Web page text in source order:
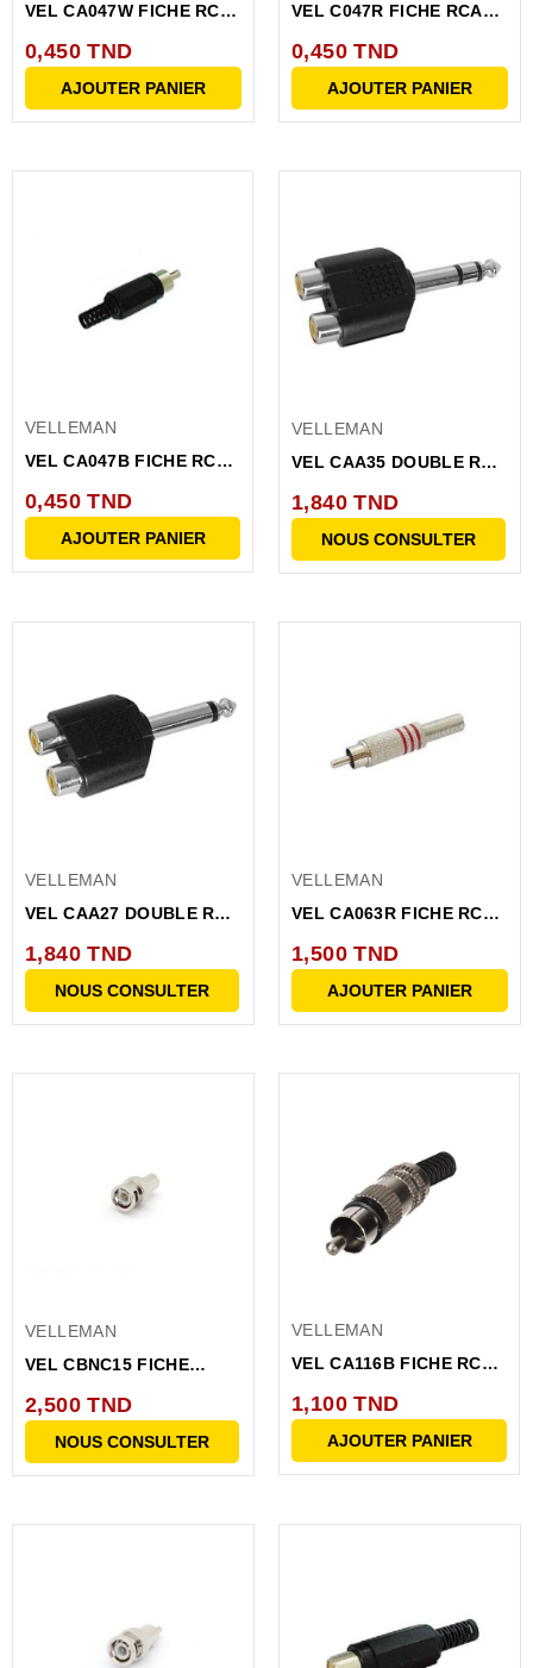
VEL CA047W FICHE RCA
0,450 TND
AJOUTER PANIER
VEL C047R FICHE RCA
ROUGE
0,450 TND
AJOUTER PANIER
VELLEMAN
VEL CA047B FICHE RCA
0,450 TND
AJOUTER PANIER
VELLEMAN
VEL CAA35 DOUBLE RCA
1,840 TND
NOUS CONSULTER
VELLEMAN
VEL CAA27 DOUBLE RCA
1,840 TND
NOUS CONSULTER
VELLEMAN
VEL CA063R FICHE RCA
1,500 TND
AJOUTER PANIER
VELLEMAN
VEL CBNC15 FICHE
2,500 TND
NOUS CONSULTER
VELLEMAN
VEL CA116B FICHE RCA
1,100 TND
AJOUTER PANIER